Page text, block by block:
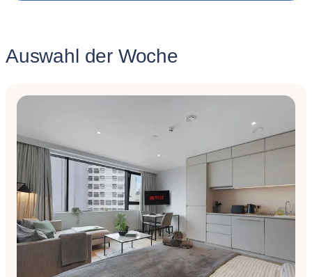
Auswahl der Woche